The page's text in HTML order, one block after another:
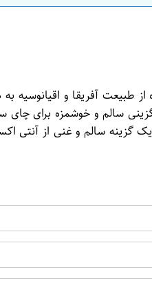
آفریقا و اقیانوسیه
جایگزینی سالم و خوشمزه
سالم و غنی از آنتی